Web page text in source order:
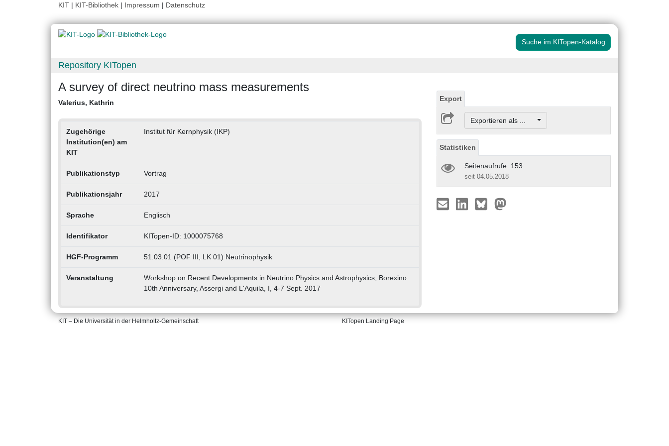
KIT | KIT-Bibliothek | Impressum | Datenschutz
Suche im KITopen-Katalog
Repository KITopen
A survey of direct neutrino mass measurements
Valerius, Kathrin
Zugehörige
Institution(en) am
KIT
Institut für Kernphysik (IKP)
Publikationstyp Vortrag
Publikationsjahr 2017
Sprache Englisch
Identifikator KITopen-ID: 1000075768
HGF-Programm 51.03.01 (POF III, LK 01) Neutrinophysik
Veranstaltung
Workshop on Recent Developments in Neutrino Physics and Astrophysics, Borexino
10th Anniversary, Assergi and L'Aquila, I, 4-7 Sept. 2017
Export
Exportieren als ...
Statistiken
Seitenaufrufe: 153
seit 04.05.2018
KIT – Die Universität in der Helmholtz-Gemeinschaft KITopen Landing Page